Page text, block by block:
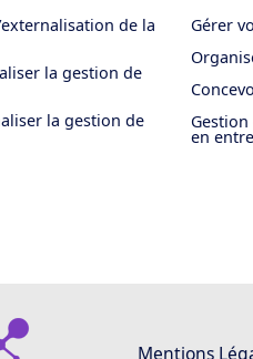
de la
la gestion de
la gestion de
Gérer
en
Mentions